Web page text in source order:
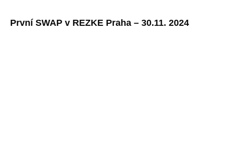
První SWAP v REZKE Praha – 30.11. 2024